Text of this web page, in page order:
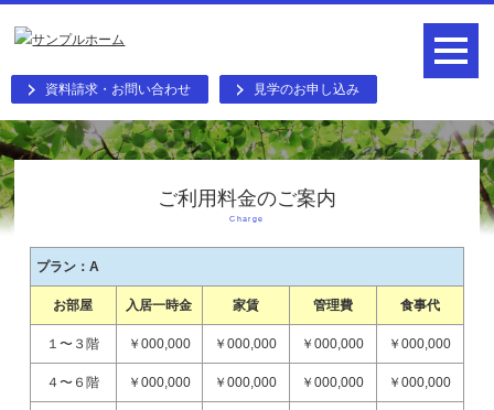
資料請求・お問い合わせ 見学のお申し込み
ご利用料金のご案内
Charge
プラン：A
お部屋 入居一時金 家賃 管理費 食事代
１〜３階 ￥000,000 ￥000,000 ￥000,000 ￥000,000
４〜６階 ￥000,000 ￥000,000 ￥000,000 ￥000,000